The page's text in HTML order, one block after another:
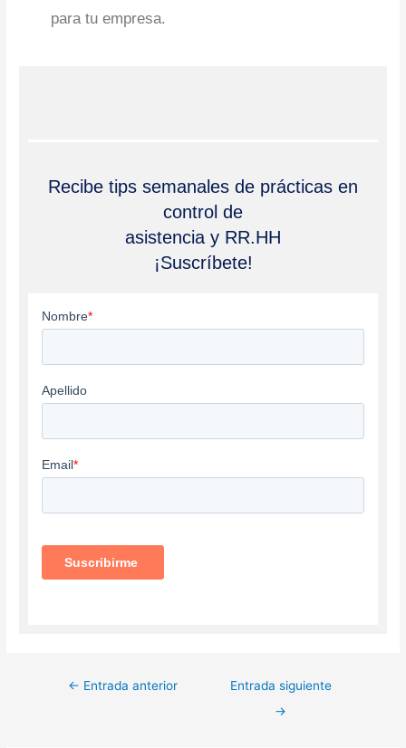
para tu empresa.
Recibe tips semanales de prácticas en
control de
asistencia y RR.HH
¡Suscríbete!
← Entrada anterior
Entrada siguiente
→